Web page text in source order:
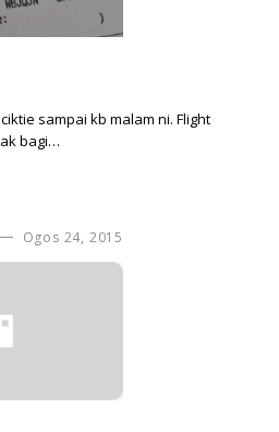
sampai kb malam ni. Flight
bagi…
Ogos 24, 2015